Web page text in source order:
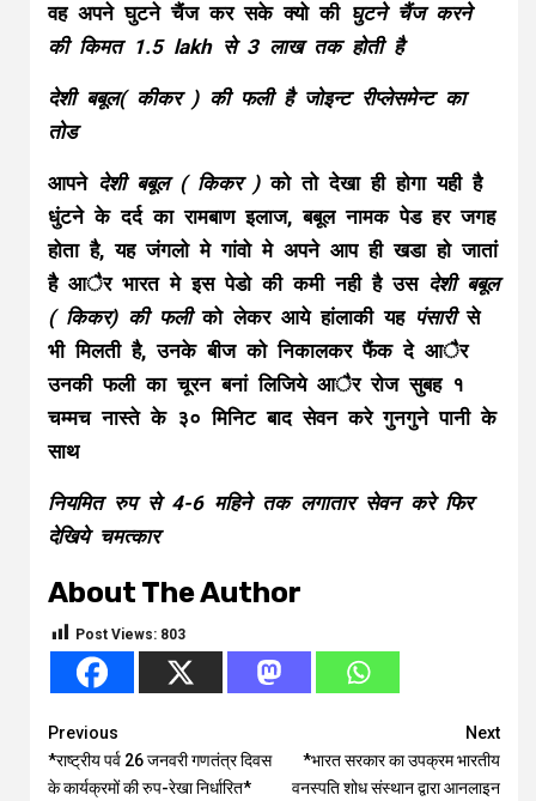
वह अपने घुटने चैंज कर सके क्यो की घुटने चैंज करने
की किमत 1.5 lakh से 3 लाख तक होती है
देशी बबूल( कीकर ) की फली है जोइन्ट रीप्लेसमेन्ट का
तोड
आपने देशी बबूल ( किकर )को तो देखा ही होगा यही है
धुंटने के दर्द का रामबाण इलाज, बबूल नामक पेड हर जगह
होता है, यह जंगलो मे गांवो मे अपने आप ही खडा हो जातां
है आैर भारत मे इस पेडो की कमी नही है उस देशी बबूल
( किकर) की फलीको लेकर आये हांलाकी यह पंसारीसे
भी मिलती है, उनके बीज को निकालकर फैंक दे आैर
उनकी फली का चूरन बनां लिजिये आैर रोज सुबह १
चम्मच नास्ते के ३० मिनिट बाद सेवन करे गुनगुने पानी के
साथ
नियमित रुप से 4-6 महिने तक लगातार सेवन करे फिर
देखिये चमत्कार
About The Author
Post Views: 803
Continue
Reading
Previous
*राष्ट्रीय पर्व 26 जनवरी गणतंत्र दिवस
के कार्यक्रमों की रुप-रेखा निर्धारित*
Next
*भारत सरकार का उपक्रम भारतीय
वनस्पति शोध संस्थान द्वारा आनलाइन